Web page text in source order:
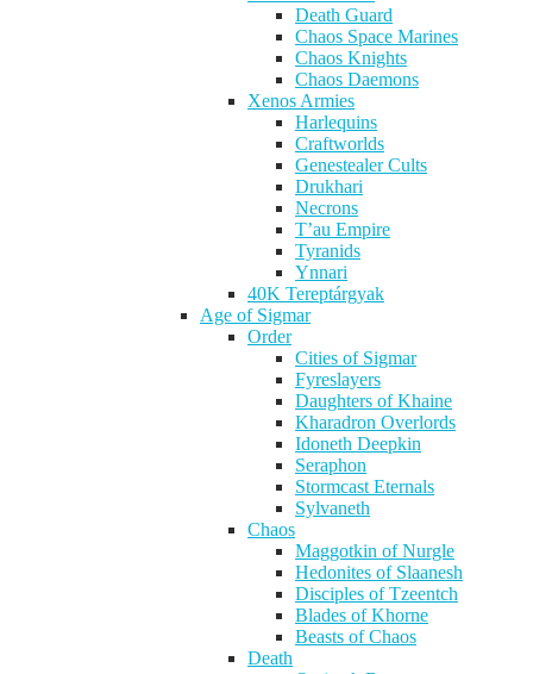
Death Guard
Chaos Space Marines
Chaos Knights
Chaos Daemons
Xenos Armies
Harlequins
Craftworlds
Genestealer Cults
Drukhari
Necrons
T’au Empire
Tyranids
Ynnari
40K Tereptárgyak
Age of Sigmar
Order
Cities of Sigmar
Fyreslayers
Daughters of Khaine
Kharadron Overlords
Idoneth Deepkin
Seraphon
Stormcast Eternals
Sylvaneth
Chaos
Maggotkin of Nurgle
Hedonites of Slaanesh
Disciples of Tzeentch
Blades of Khorne
Beasts of Chaos
Death